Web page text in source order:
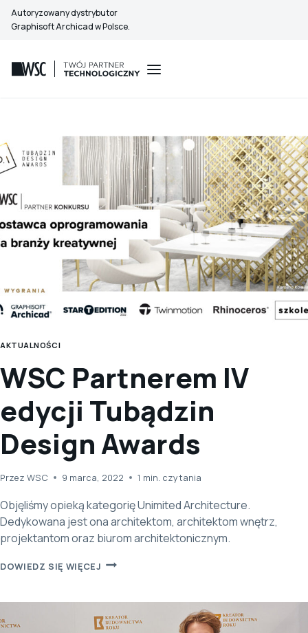
Przejdź
do
Autoryzowany dystrybutor
Graphisoft Archicad w Polsce.
AKTUALNOŚCI
WSC Partnerem IV
edycji Tubądzin
Design Awards
Przez WSC 9 marca, 2022 1 min. czytania
Objęliśmy opieką kategorię Unimited Architecture.
Dedykowana jest ona architektom, architektom wnętrz,
projektantom oraz biurom architektonicznym.
DOWIEDZ SIĘ WIĘCEJ WSC
EDYCJI